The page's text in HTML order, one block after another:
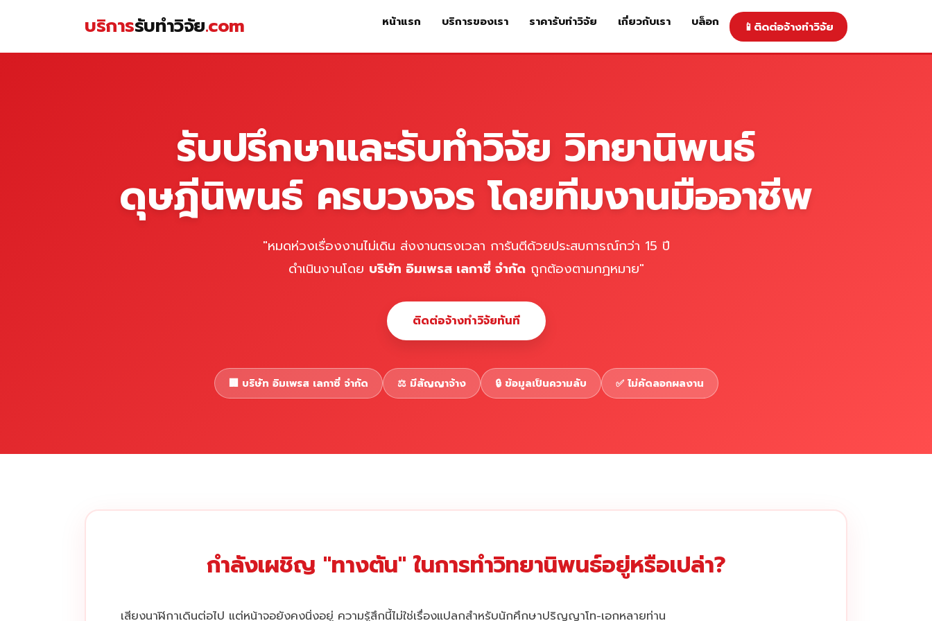
หน้าแรก บริการของเรา ราคารับทำวิจัย ติดต่อจ้างทำวิจัย เกี่ยวกับเรา
บริการรับทำวิจัย.com หน้าแรก บริการของเรา ราคารับทำวิจัย เกี่ยวกับเรา บล็อก 📱 ติดต่อจ้างทำวิจัย
รับปรึกษาและรับทำวิจัย วิทยานิพนธ์
ดุษฎีนิพนธ์ ครบวงจร โดยทีมงานมืออาชีพ
"หมดห่วงเรื่องงานไม่เดิน ส่งงานตรงเวลา การันตีด้วยประสบการณ์กว่า 15 ปี
ดำเนินงานโดย บริษัท อิมเพรส เลกาซี่ จำกัดถูกต้องตามกฎหมาย"
ติดต่อจ้างทำวิจัยทันที
🏢 บริษัท อิมเพรส เลกาซี่ จำกัด ⚖️ มีสัญญาจ้าง 🔒 ข้อมูลเป็นความลับ ✅ ไม่คัดลอกผลงาน
กำลังเผชิญ "ทางตัน" ในการทำวิทยานิพนธ์อยู่หรือเปล่า?
เสียงนาฬิกาเดินต่อไป แต่หน้าจอยังคงนิ่งอยู่ ความรู้สึกนี้ไม่ใช่เรื่องแปลกสำหรับนักศึกษาปริญญาโท-เอกหลายท่าน